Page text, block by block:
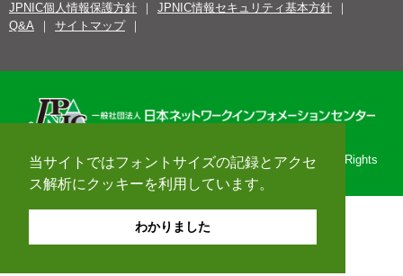
当サイトではフォントサイズの記録とアクセ
ス解析にクッキーを利用しています。
わかりました
JPNIC個人情報保護方針
JPNIC情報セキュリティ基本方針
Q&A
サイトマップ
Copyright© 1996-2026 Japan Network Information Center. All Rights
Reserved.